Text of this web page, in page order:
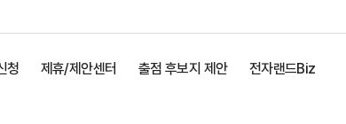
청 제휴/제안센터 출점 후보지 제안 전자랜드Biz